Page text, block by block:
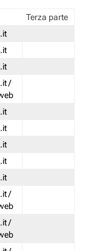
Terza parte
/
/
/